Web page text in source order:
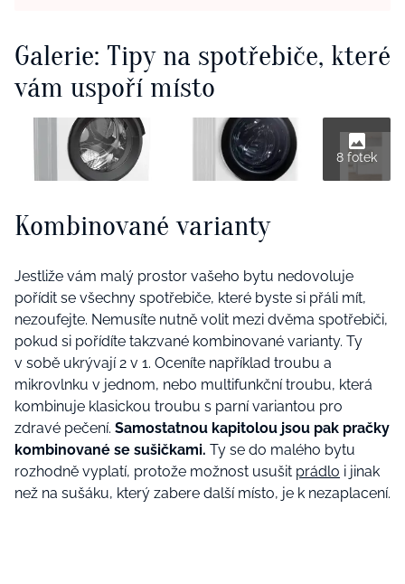
Galerie: Tipy na spotřebiče, které
vám uspoří místo
8 fotek
Kombinované varianty
Jestliže vám malý prostor vašeho bytu nedovoluje
pořídit se všechny spotřebiče, které byste si přáli mít,
nezoufejte. Nemusíte nutně volit mezi dvěma spotřebiči,
pokud si pořídíte takzvané kombinované varianty. Ty
v sobě ukrývají 2 v 1. Oceníte například troubu a
mikrovlnku v jednom, nebo multifunkční troubu, která
kombinuje klasickou troubu s parní variantou pro
zdravé pečení. Samostatnou kapitolou jsou pak pračky
kombinované se sušičkami. Ty se do malého bytu
rozhodně vyplatí, protože možnost usušit prádlo i jinak
než na sušáku, který zabere další místo, je k nezaplacení.